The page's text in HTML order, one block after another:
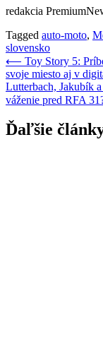
redakcia
Tagged auto-moto,
slovensko
Navigácia
v
článku
⟵ Toy Story 5:
svoje miesto aj v
Lutterbach, Jakubík
váženie pred RFA
Ďaľšie